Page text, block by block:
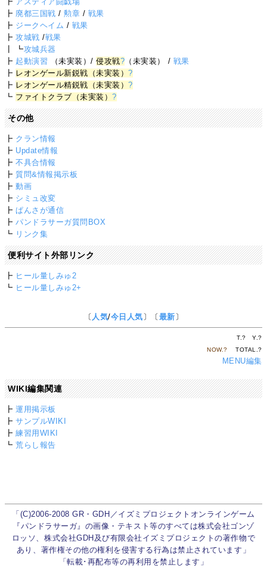
┣ 廃都三国戦 /勲章 / 戦果
┣ ジークヘイム / 戦果
┣攻城戦 /戦果
┃ ┗攻城兵器
┣ 起動演習 （未実装）/侵攻戦? （未実装） / 戦果
┣ レオンゲール新鋭戦（未実装）?
┣ レオンゲール精鋭戦（未実装）?
┗ ファイトクラブ（未実装）?
その他
┣ クラン情報
┣ Update情報
┣不具合情報
┣質問&情報掲示板
┣動画
┣ シミュ改変
┣ぱんさが通信
┣パンドラサーガ質問BOX
┗ リンク集
便利サイト外部リンク
┣ ヒール量しみゅ2
┗ ヒール量しみゅ2+
〔 人気/今日人気 〕〔 最新 〕
T.? Y.?
NOW.? TOTAL.?
MENU編集
WIKI編集関連
┣運用掲示板
┣サンプルWIKI
┣練習用WIKI
┗荒らし報告
「(C)2006-2008 GR・GDH／イズミプロジェクトオンラインゲーム
『パンドラサーガ』の画像・テキスト等のすべては株式会社ゴンゾ
ロッソ、株式会社GDH及び有限会社イズミプロジェクトの著作物で
あり、著作権その他の権利を侵害する行為は禁止されています」
「転載･再配布等の再利用を禁止します」